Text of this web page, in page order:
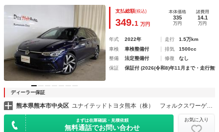
支払総額(税込)
349.1 万円
本体価格
335
万円
諸費用
14.1
万円
年式 2022年 走行
1.5万km
車検
車検整備付 排気
1500cc
整備
法定整備付 修復
なし
保証
保証付 (2026(令和8)年11月まで・走行無
ディーラー保証
熊本県熊本市中央区 ユナイテッドトヨタ熊本（株） フォルクスワーゲン熊本中央
まずは在庫確認・見積依頼
無料通話でお問い合わせ
お気に入り